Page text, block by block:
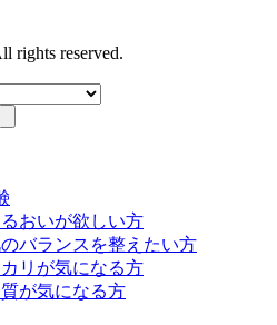
rights reserved.
るおいが欲しい方
のバランスを整えたい方
カリが気になる方
質が気になる方